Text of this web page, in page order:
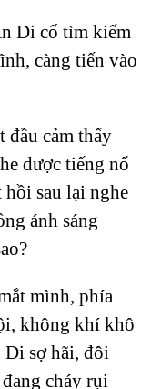
Di cố tìm kiếm
càng tiến vào
đầu cảm thấy
được tiếng nổ
sau lại nghe
ánh sáng
mình, phía
không khí khô
Di sợ hãi, đôi
cháy rụi